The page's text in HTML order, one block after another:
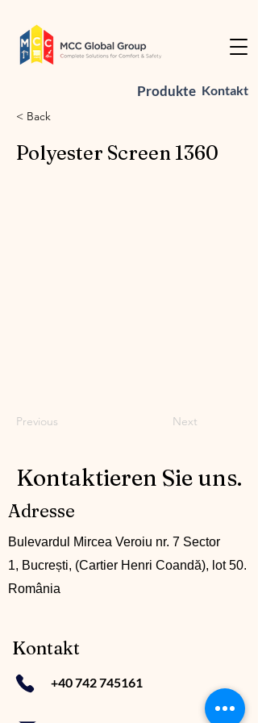
Produkte Kontakt
< Back
Polyester Screen 1360
Previous Next
Kontaktieren Sie uns.
Adresse
Bulevardul Mircea Veroiu nr. 7 Sector
1, Bucrești, (Cartier Henri Coandă), lot 50.
România
Kontakt
+40 742 745161